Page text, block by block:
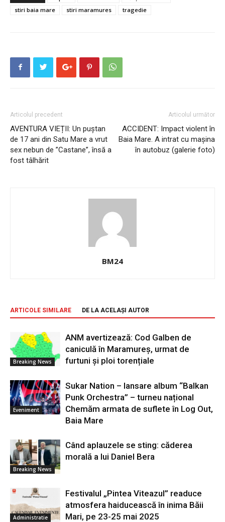
stiri baia mare
stiri maramures tragedie
Articolul precedent
AVENTURA VIEȚII: Un puștan
de 17 ani din Satu Mare a vrut
sex nebun de ”Castane”, însă a
fost tâlhărit
Articolul următor
ACCIDENT: Impact violent în
Baia Mare. A intrat cu mașina
în autobuz (galerie foto)
BM24
ARTICOLE SIMILARE DE LA ACELAȘI AUTOR
Breaking News
ANM avertizează: Cod Galben de
caniculă în Maramureș, urmat de
furtuni și ploi torențiale
Eveniment
Sukar Nation – lansare album “Balkan
Punk Orchestra” – turneu național
Chemăm armata de suflete în Log Out,
Baia Mare
Breaking News
Când aplauzele se sting: căderea
morală a lui Daniel Bera
Administratie
Festivalul „Pintea Viteazul” readuce
atmosfera haiducească în inima Băii
Mari, pe 23-25 mai 2025